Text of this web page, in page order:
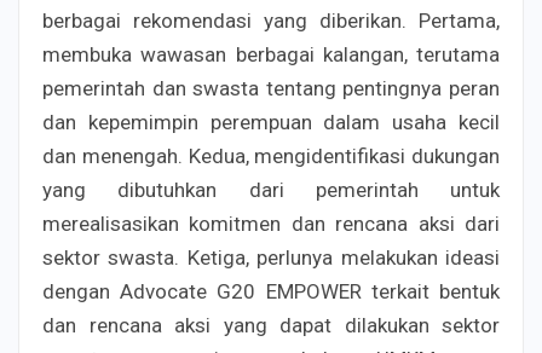
berbagai rekomendasi yang diberikan. Pertama,
membuka wawasan berbagai kalangan, terutama
pemerintah dan swasta tentang pentingnya peran
dan kepemimpin perempuan dalam usaha kecil
dan menengah. Kedua, mengidentifikasi dukungan
yang dibutuhkan dari pemerintah untuk
merealisasikan komitmen dan rencana aksi dari
sektor swasta. Ketiga, perlunya melakukan ideasi
dengan Advocate G20 EMPOWER terkait bentuk
dan rencana aksi yang dapat dilakukan sektor